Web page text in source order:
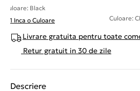
Culoare: Black
+ 1 Inca o Culoare
Culoare:
Livrare gratuita pentru toate
Retur gratuit in 30 de zile
Descriere